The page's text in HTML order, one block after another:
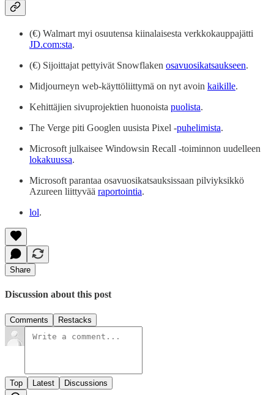
(€) Walmart myi osuutensa kiinalaisesta verkkokauppajätti
JD.com:sta.
(€) Sijoittajat pettyivät Snowflaken osavuosikatsaukseen.
Midjourneyn web-käyttöliittymä on nyt avoin kaikille.
Kehittäjien sivuprojektien huonoista puolista.
The Verge piti Googlen uusista Pixel -puhelimista.
Microsoft julkaisee Windowsin Recall -toiminnon uudelleen
lokakuussa.
Microsoft parantaa osavuosikatsauksissaan pilviyksikkö
Azureen liittyvää raportointia.
lol.
Share
Discussion about this post
Comments Restacks
Top Latest Discussions